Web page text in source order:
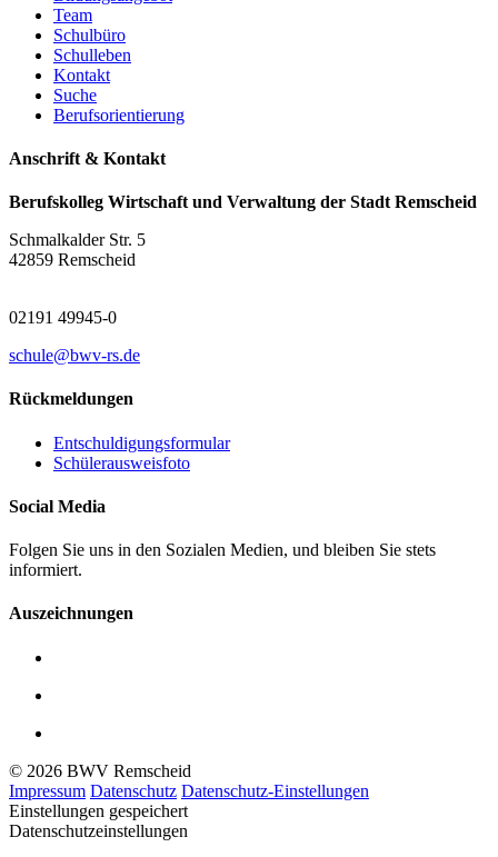
Team
Schulbüro
Schulleben
Kontakt
Suche
Berufsorientierung
Anschrift & Kontakt
Berufskolleg Wirtschaft und Verwaltung der Stadt Remscheid
Schmalkalder Str. 5
42859 Remscheid
02191 49945-0
schule@bwv-rs.de
Rückmeldungen
Entschuldigungsformular
Schülerausweisfoto
Social Media
Folgen Sie uns in den Sozialen Medien, und bleiben Sie stets
informiert.
Auszeichnungen
© 2026 BWV Remscheid
Impressum Datenschutz Datenschutz-Einstellungen
Einstellungen gespeichert
Datenschutzeinstellungen